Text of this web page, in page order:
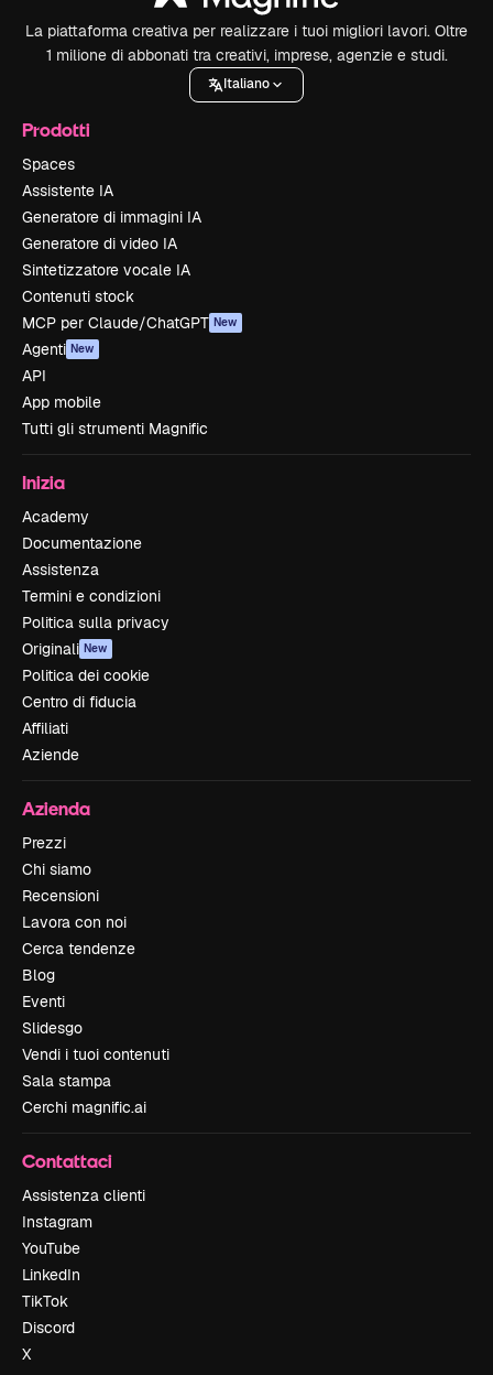
La piattaforma creativa per realizzare i tuoi migliori lavori. Oltre
1 milione di abbonati tra creativi, imprese, agenzie e studi.
Italiano
Prodotti
Spaces
Assistente IA
Generatore di immagini IA
Generatore di video IA
Sintetizzatore vocale IA
Contenuti stock
MCP per Claude/ChatGPT New
Agenti New
API
App mobile
Tutti gli strumenti Magnific
Inizia
Academy
Documentazione
Assistenza
Termini e condizioni
Politica sulla privacy
Originali New
Politica dei cookie
Centro di fiducia
Affiliati
Aziende
Azienda
Prezzi
Chi siamo
Recensioni
Lavora con noi
Cerca tendenze
Blog
Eventi
Slidesgo
Vendi i tuoi contenuti
Sala stampa
Cerchi magnific.ai
Contattaci
Assistenza clienti
Instagram
YouTube
LinkedIn
TikTok
Discord
X